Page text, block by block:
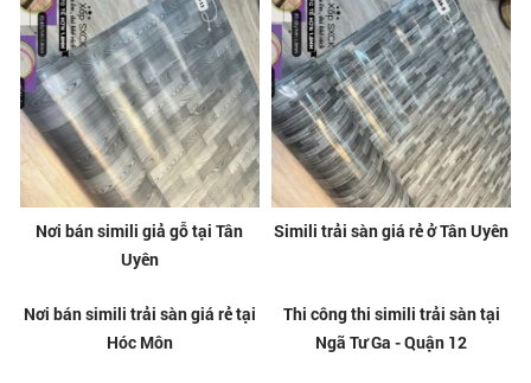
Nơi bán simili giả gỗ tại Tân
Uyên
Simili trải sàn giá rẻ ở Tân Uyên